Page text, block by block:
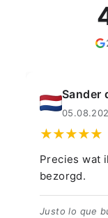
Sander
Precies wat
bezorgd.
Justo lo que